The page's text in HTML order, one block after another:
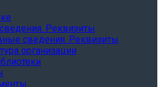
Реквизиты
сведения. Реквизиты
организации